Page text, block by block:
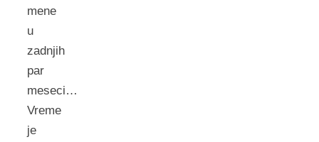
mene
u
zadnjih
par
meseci…
Vreme
je